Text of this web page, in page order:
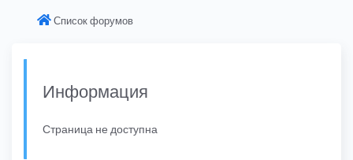
Список форумов
Информация
Страница не доступна